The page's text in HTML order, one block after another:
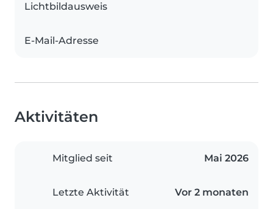
Lichtbildausweis
E-Mail-Adresse
Aktivitäten
Mitglied seit Mai 2026
Letzte Aktivität Vor 2 monaten